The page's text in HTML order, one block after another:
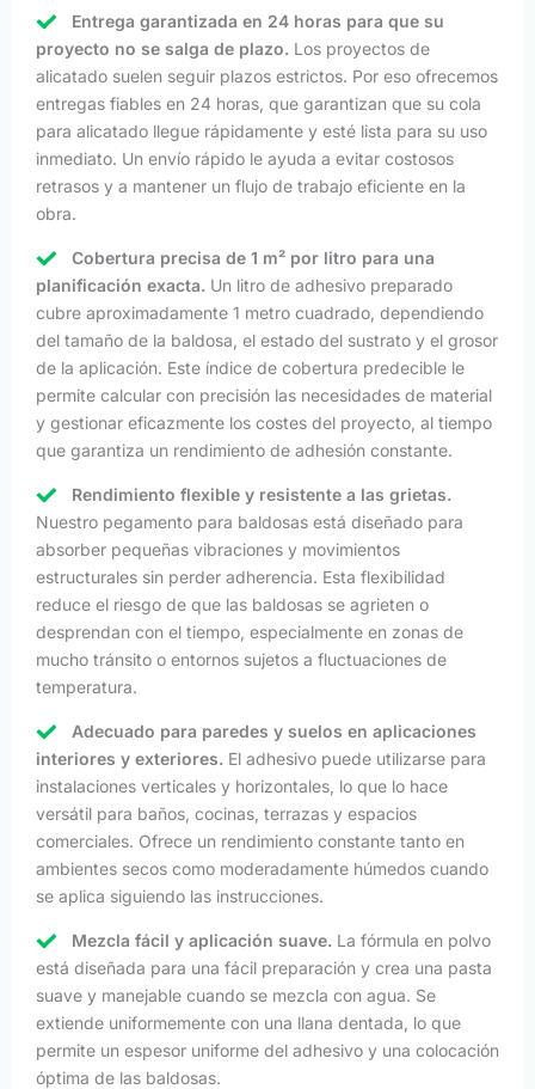
Entrega garantizada en 24 horas para que su
proyecto no se salga de plazo. Los proyectos de
alicatado suelen seguir plazos estrictos. Por eso ofrecemos
entregas fiables en 24 horas, que garantizan que su cola
para alicatado llegue rápidamente y esté lista para su uso
inmediato. Un envío rápido le ayuda a evitar costosos
retrasos y a mantener un flujo de trabajo eficiente en la
obra.
Cobertura precisa de 1 m² por litro para una
planificación exacta. Un litro de adhesivo preparado
cubre aproximadamente 1 metro cuadrado, dependiendo
del tamaño de la baldosa, el estado del sustrato y el grosor
de la aplicación. Este índice de cobertura predecible le
permite calcular con precisión las necesidades de material
y gestionar eficazmente los costes del proyecto, al tiempo
que garantiza un rendimiento de adhesión constante.
Rendimiento flexible y resistente a las grietas.
Nuestro pegamento para baldosas está diseñado para
absorber pequeñas vibraciones y movimientos
estructurales sin perder adherencia. Esta flexibilidad
reduce el riesgo de que las baldosas se agrieten o
desprendan con el tiempo, especialmente en zonas de
mucho tránsito o entornos sujetos a fluctuaciones de
temperatura.
Adecuado para paredes y suelos en aplicaciones
interiores y exteriores. El adhesivo puede utilizarse para
instalaciones verticales y horizontales, lo que lo hace
versátil para baños, cocinas, terrazas y espacios
comerciales. Ofrece un rendimiento constante tanto en
ambientes secos como moderadamente húmedos cuando
se aplica siguiendo las instrucciones.
Mezcla fácil y aplicación suave. La fórmula en polvo
está diseñada para una fácil preparación y crea una pasta
suave y manejable cuando se mezcla con agua. Se
extiende uniformemente con una llana dentada, lo que
permite un espesor uniforme del adhesivo y una colocación
óptima de las baldosas.